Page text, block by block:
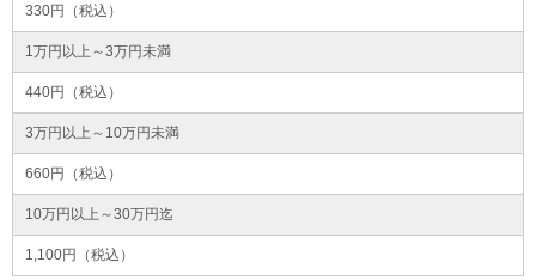
330円（税込）
1万円以上～3万円未満
440円（税込）
3万円以上～10万円未満
660円（税込）
10万円以上～30万円迄
1,100円（税込）